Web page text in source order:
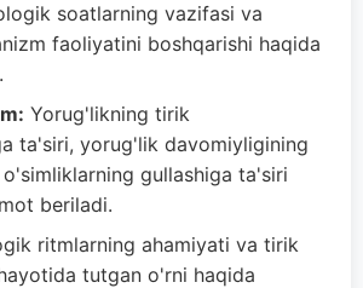
soatlarning vazifasi va
faoliyatini boshqarishi haqida
Yorug'likning tirik
ta'siri, yorug'lik davomiyligining
gullashiga ta'siri
beriladi.
ritmlarning ahamiyati va tirik
tutgan o'rni haqida